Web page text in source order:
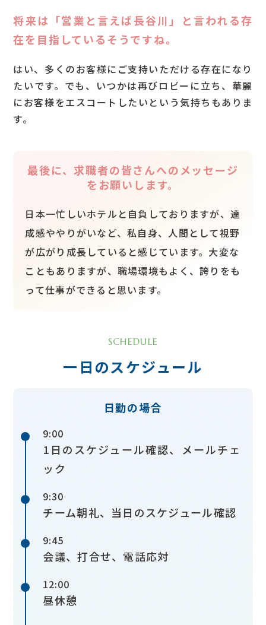
総務部総務
宿泊部宿泊セールス
営業戦略室企画広報
新卒採用
アルバイト採用
将来は「営業と言えば長谷川」と言われる存
在を目指しているそうですね。
はい、多くのお客様にご支持いただける存在になり
たいです。でも、いつかは再びロビーに立ち、華麗
にお客様をエスコートしたいという気持ちもありま
す。
最後に、求職者の皆さんへのメッセージ
をお願いします。
日本一忙しいホテルと自負しておりますが、達
成感ややりがいなど、私自身、人間として視野
が広がり成長していると感じています。大変な
こともありますが、職場環境もよく、誇りをも
って仕事ができると思います。
SCHEDULE
一日のスケジュール
日勤の場合
9:00
1日のスケジュール確認、メールチェ
ック
9:30
チーム朝礼、当日のスケジュール確認
9:45
会議、打合せ、電話応対
12:00
昼休憩